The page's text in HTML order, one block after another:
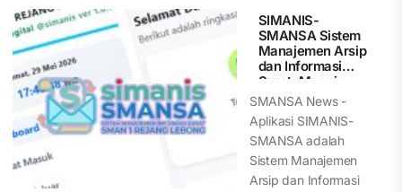
SIMANIS-
SMANSA Sistem
Manajemen Arsip
dan Informasi
Surat, Menuju
Smart School –
Edugital
SMANSA News -
Aplikasi SIMANIS-
SMANSA adalah
Sistem Manajemen
Arsip dan Informasi